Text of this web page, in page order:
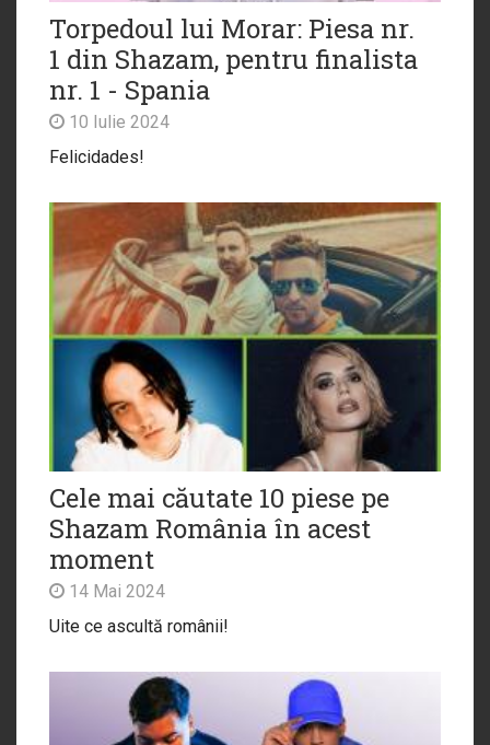
Torpedoul lui Morar: Piesa nr.
1 din Shazam, pentru finalista
nr. 1 - Spania
10 Iulie 2024
Felicidades!
Cele mai căutate 10 piese pe
Shazam România în acest
moment
14 Mai 2024
Uite ce ascultă românii!